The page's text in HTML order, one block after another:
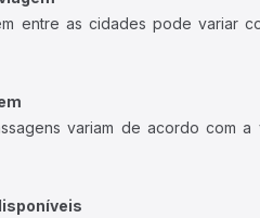
entre as cidades pode variar
variam de acordo com